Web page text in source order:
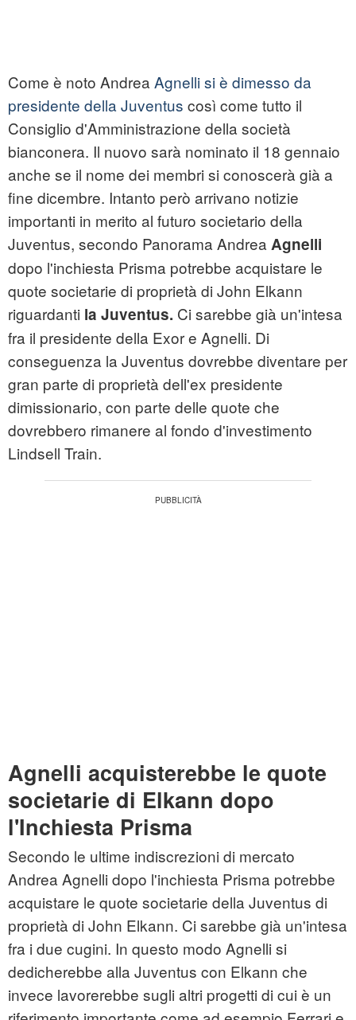
Come è noto Andrea Agnelli si è dimesso da
presidente della Juventus così come tutto il
Consiglio d'Amministrazione della società
bianconera. Il nuovo sarà nominato il 18 gennaio
anche se il nome dei membri si conoscerà già a
fine dicembre. Intanto però arrivano notizie
importanti in merito al futuro societario della
Juventus, secondo Panorama Andrea Agnelli
dopo l'inchiesta Prisma potrebbe acquistare le
quote societarie di proprietà di John Elkann
riguardanti la Juventus. Ci sarebbe già un'intesa
fra il presidente della Exor e Agnelli. Di
conseguenza la Juventus dovrebbe diventare per
gran parte di proprietà dell'ex presidente
dimissionario, con parte delle quote che
dovrebbero rimanere al fondo d'investimento
Lindsell Train.
Agnelli acquisterebbe le quote
societarie di Elkann dopo
l'Inchiesta Prisma
Secondo le ultime indiscrezioni di mercato
Andrea Agnelli dopo l'inchiesta Prisma potrebbe
acquistare le quote societarie della Juventus di
proprietà di John Elkann. Ci sarebbe già un'intesa
fra i due cugini. In questo modo Agnelli si
dedicherebbe alla Juventus con Elkann che
invece lavorerebbe sugli altri progetti di cui è un